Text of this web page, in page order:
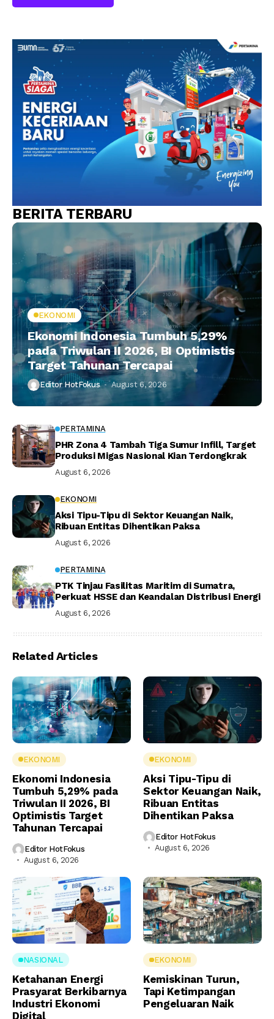
BERITA TERBARU
EKONOMI
Ekonomi Indonesia Tumbuh 5,29%
pada Triwulan II 2026, BI Optimistis
Target Tahunan Tercapai
Editor HotFokus August 6, 2026
PERTAMINA
PHR Zona 4 Tambah Tiga Sumur Infill, Target
Produksi Migas Nasional Kian Terdongkrak
August 6, 2026
EKONOMI
Aksi Tipu-Tipu di Sektor Keuangan Naik,
Ribuan Entitas Dihentikan Paksa
August 6, 2026
PERTAMINA
PTK Tinjau Fasilitas Maritim di Sumatra,
Perkuat HSSE dan Keandalan Distribusi Energi
August 6, 2026
Related Articles
EKONOMI
Ekonomi Indonesia
Tumbuh 5,29% pada
Triwulan II 2026, BI
Optimistis Target
Tahunan Tercapai
Editor HotFokus
August 6, 2026
EKONOMI
Aksi Tipu-Tipu di
Sektor Keuangan Naik,
Ribuan Entitas
Dihentikan Paksa
Editor HotFokus
August 6, 2026
NASIONAL
Ketahanan Energi
Prasyarat Berkibarnya
Industri Ekonomi
Digital
EKONOMI
Kemiskinan Turun,
Tapi Ketimpangan
Pengeluaran Naik